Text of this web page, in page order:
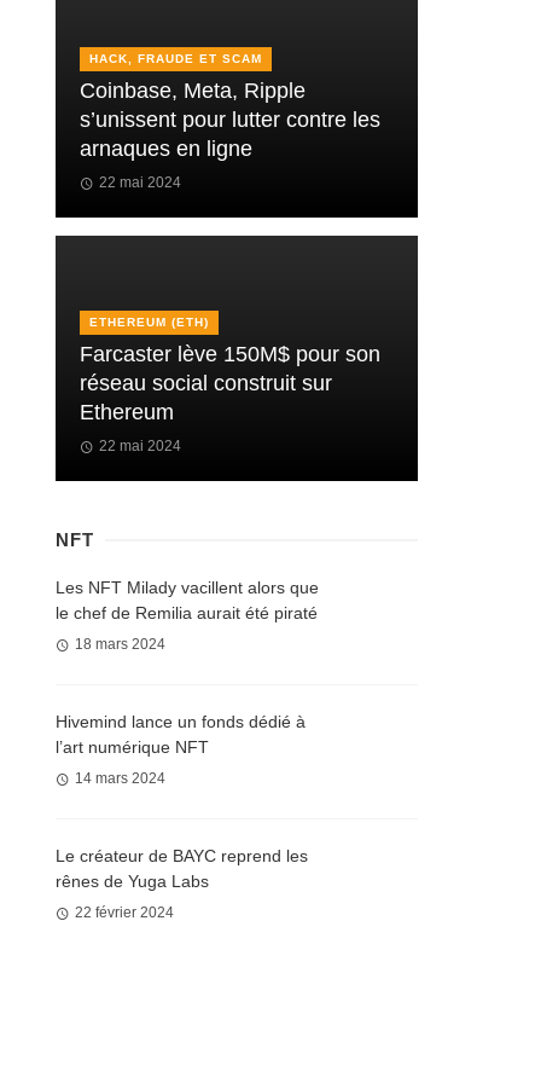
HACK, FRAUDE ET SCAM
Coinbase, Meta, Ripple
s’unissent pour lutter contre les
arnaques en ligne
22 mai 2024
ETHEREUM (ETH)
Farcaster lève 150M$ pour son
réseau social construit sur
Ethereum
22 mai 2024
NFT
Les NFT Milady vacillent alors que
le chef de Remilia aurait été piraté
18 mars 2024
Hivemind lance un fonds dédié à
l’art numérique NFT
14 mars 2024
Le créateur de BAYC reprend les
rênes de Yuga Labs
22 février 2024